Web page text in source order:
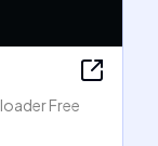
Free